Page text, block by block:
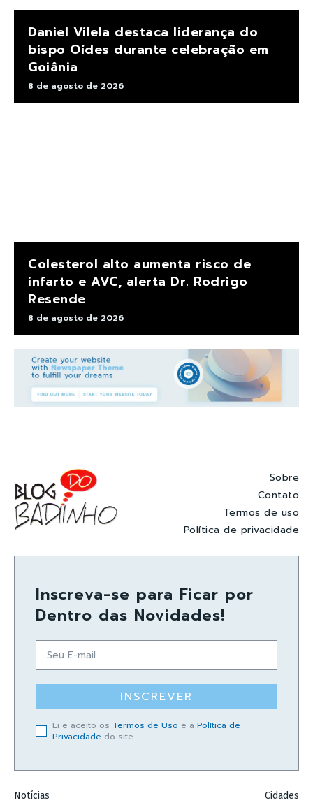
Daniel Vilela destaca liderança do
bispo Oídes durante celebração em
Goiânia
8 de agosto de 2026
Colesterol alto aumenta risco de
infarto e AVC, alerta Dr. Rodrigo
Resende
8 de agosto de 2026
Sobre
Contato
Termos de uso
Política de privacidade
Inscreva-se para Ficar por
Dentro das Novidades!
INSCREVER
Li e aceito os Termos de Uso e a Política de
Privacidade do site.
Notícias
Cidades